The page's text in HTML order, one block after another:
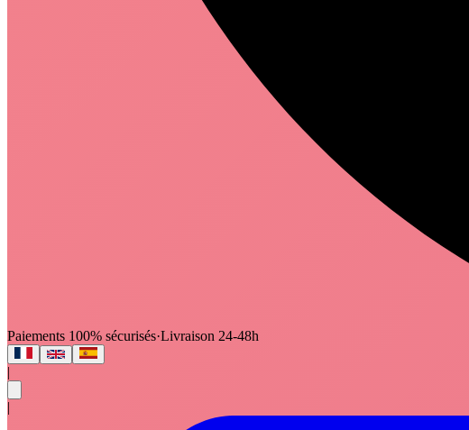
Paiements 100% sécurisés·Livraison 24-48h
|
|